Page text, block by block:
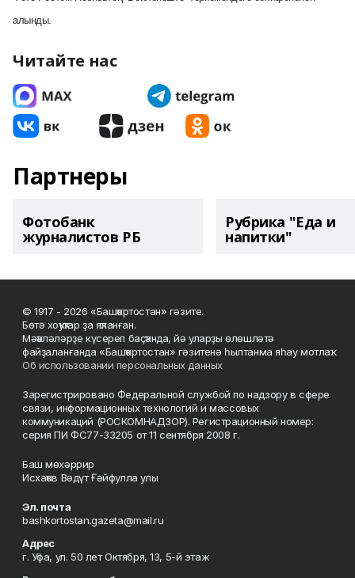
алынды.
Читайте нас
Партнеры
Фотобанк
журналистов РБ
Рубрика "Еда и
напитки"
© 1917 - 2026 «Башҡортостан» гәзите.
Бөтә хоҡуҡтар ҙа яҡланған.
Мәҡәләләрҙе күсереп баҫҡанда, йә уларҙы өлөшләтә
файҙаланғанда «Башҡортостан» гәзитенә һылтанма яһау мотлаҡ.
Об использовании персональных данных
Зарегистрировано Федеральной службой по надзору в сфере
связи, информационных технологий и массовых
коммуникаций (РОСКОМНАДЗОР). Регистрационный номер:
серия ПИ ФС77-33205 от 11 сентября 2008 г.
Баш мөхәррир
Исхаҡов Вәдүт Ғәйфулла улы
Эл. почта
bashkortostan.gazeta@mail.ru
Адрес
г. Уфа, ул. 50 лет Октября, 13, 5-й этаж